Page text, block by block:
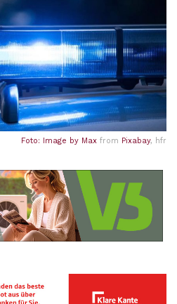
Foto: Image by Max from Pixabay, hfr